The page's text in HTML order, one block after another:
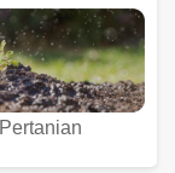
Pertanian